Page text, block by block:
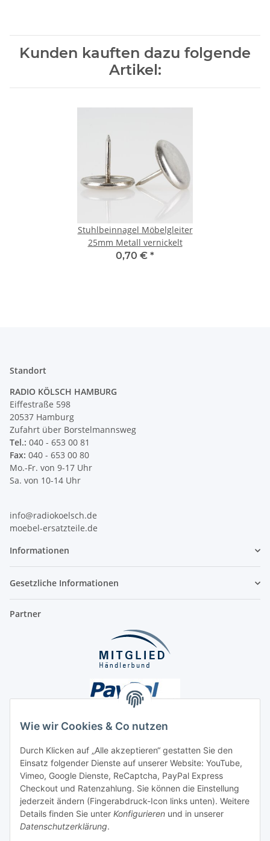
Wie wir Cookies & Co nutzen
Durch Klicken auf „Alle akzeptieren“ gestatten Sie den
Einsatz folgender Dienste auf unserer Website: YouTube,
Vimeo, Google Dienste, ReCaptcha, PayPal Express
Checkout und Ratenzahlung. Sie können die Einstellung
jederzeit ändern (Fingerabdruck-Icon links unten). Weitere
Details finden Sie unter Konfigurieren und in unserer
Datenschutzerklärung.
Kunden kauften dazu folgende
Artikel:
Stuhlbeinnagel Möbelgleiter
25mm Metall vernickelt
0,70 € *
Standort
RADIO KÖLSCH HAMBURG
Eiffestraße 598
20537 Hamburg
Zufahrt über Borstelmannsweg
Tel.: 040 - 653 00 81
Fax: 040 - 653 00 80
Mo.-Fr. von 9-17 Uhr
Sa. von 10-14 Uhr
info@radiokoelsch.de
moebel-ersatzteile.de
Informationen
Gesetzliche Informationen
Partner
Unsere Seiten
Social Media